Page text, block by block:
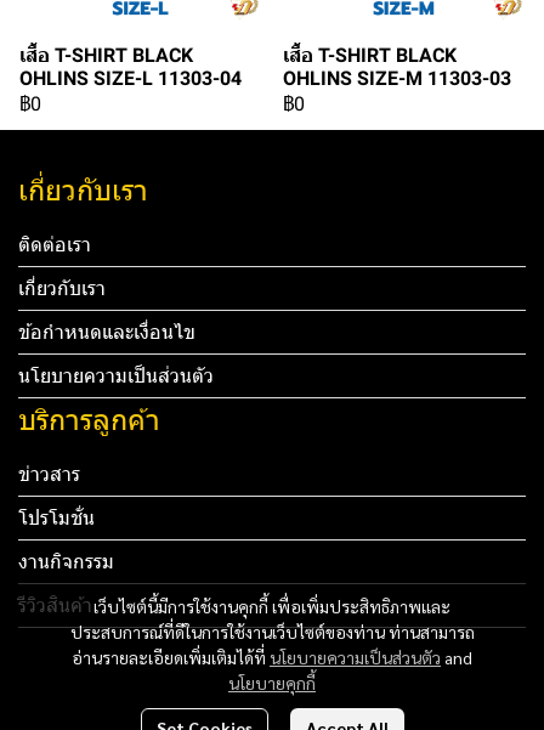
เสื้อ T-SHIRT BLACK
OHLINS SIZE-L 11303-04
฿0
เสื้อ T-SHIRT BLACK
OHLINS SIZE-M 11303-03
฿0
เว็บไซต์นี้มีการใช้งานคุกกี้ เพื่อเพิ่มประสิทธิภาพและ
ประสบการณ์ที่ดีในการใช้งานเว็บไซต์ของท่าน ท่านสามารถ
อ่านรายละเอียดเพิ่มเติมได้ที่ นโยบายความเป็นส่วนตัว and
นโยบายคุกกี้
เกี่ยวกับเรา
ติดต่อเรา
เกี่ยวกับเรา
ข้อกำหนดและเงื่อนไข
นโยบายความเป็นส่วนตัว
บริการลูกค้า
ข่าวสาร
โปรโมชั่น
งานกิจกรรม
รีวิวสินค้า
Tel: 012 345 67890 Email: mail@yourdomain.com